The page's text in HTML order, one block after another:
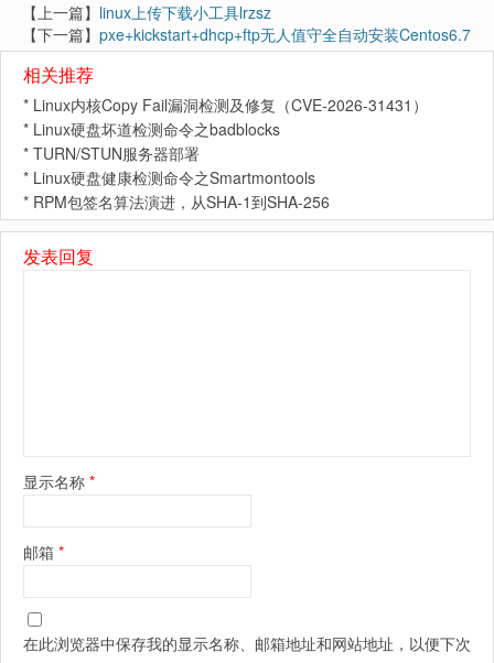
【上一篇】 linux上传下载小工具lrzsz
【下一篇】 pxe+kickstart+dhcp+ftp无人值守全自动安装Centos6.7
相关推荐
* Linux内核Copy Fail漏洞检测及修复（CVE-2026-31431）
* Linux硬盘坏道检测命令之badblocks
* TURN/STUN服务器部署
* Linux硬盘健康检测命令之Smartmontools
* RPM包签名算法演进，从SHA-1到SHA-256
发表回复
显示名称 *
邮箱 *
在此浏览器中保存我的显示名称、邮箱地址和网站地址，以便下次